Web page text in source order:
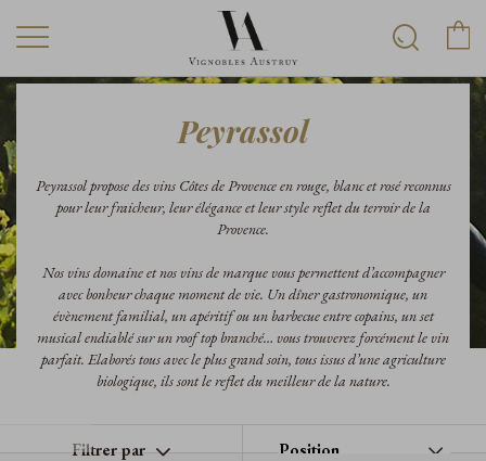
Peyrassol
Peyrassol propose des vins Côtes de Provence en rouge, blanc et rosé reconnus
pour leur fraicheur, leur élégance et leur style reflet du terroir de la
Provence.
Nos vins domaine et nos vins de marque vous permettent d’accompagner
avec bonheur chaque moment de vie. Un dîner gastronomique, un
évènement familial, un apéritif ou un barbecue entre copains, un set
musical endiablé sur un roof top branché… vous trouverez forcément le vin
parfait. Elaborés tous avec le plus grand soin, tous issus d’une agriculture
biologique, ils sont le reflet du meilleur de la nature.
Filtrer par